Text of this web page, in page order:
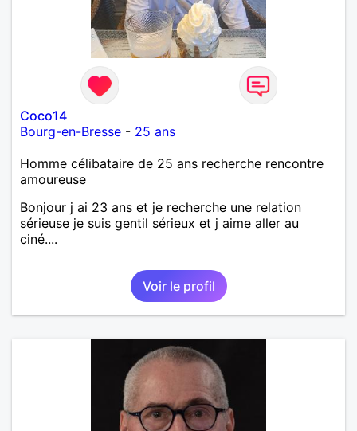
Coco14
Bourg-en-Bresse - 25 ans
Homme célibataire de 25 ans recherche rencontre
amoureuse
Bonjour j ai 23 ans et je recherche une relation
sérieuse je suis gentil sérieux et j aime aller au
ciné....
Voir le profil